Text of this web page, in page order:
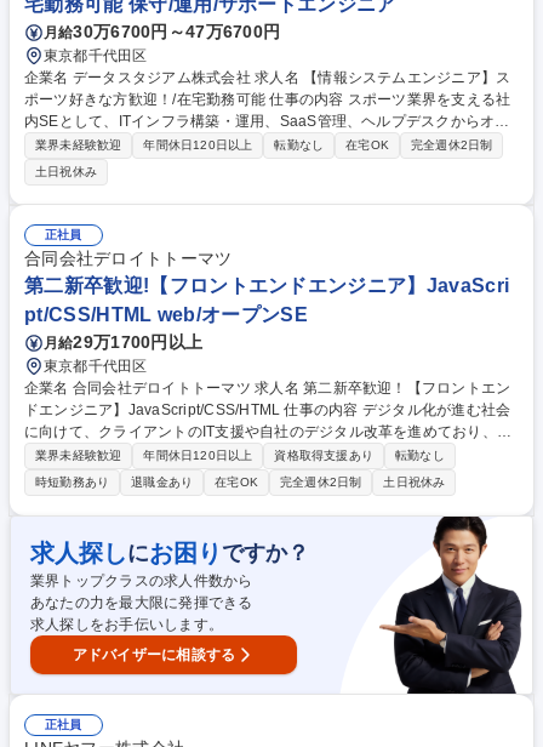
宅勤務可能 保守/運用/サポートエンジニア
月給30万6700円～47万6700円
東京都千代田区
企業名 データスタジアム株式会社 求人名 【情報システムエンジニア】ス
ポーツ好きな方歓迎！/在宅勤務可能 仕事の内容 スポーツ業界を支える社
内SEとして、ITインフラ構築・運用、SaaS管理、ヘルプデスクからオフ
ィス管理・総務まで社内IT・総務全般を幅広くお任せします。 ■社内ITイ
ンフラ（サーバー・ネットワーク・PC）の運用・保守・キッティング ■ク
ラウド（SaaS型）業務システム・グループウェア・スマートデバイスの
運用管理 ■IT機器の購買・リース管理・セキュリティ対策・ASPサービス
運用 ■業務課題解決に向けた戦略立案・業務改革・システム設計～導入 ■
オフィス管理・総務業務 募集職種 【情報システムエンジニア】スポーツ
好きな方歓迎！/在宅勤務可能
業界未経験歓迎 年間休日120日以上 転勤なし 在宅OK
完全週休2日制
土日祝休み
正社員
合同会社デロイトトーマツ
第二新卒歓迎!【フロントエンドエンジニア】JavaScri
pt/CSS/HTML web/オープンSE
月給29万1700円以上
東京都千代田区
企業名 合同会社デロイトトーマツ 求人名 第二新卒歓迎！【フロントエン
ドエンジニア】JavaScript/CSS/HTML 仕事の内容 デジタル化が進む社会
に向けて、クライアントのIT支援や自社のデジタル改革を進めており、フ
ロントエンドエンジニアとして、ITサービスやシステムの開発と運用をお
任せします。 【具体的な業務】 ・システム設計 ・プログラミング/コーデ
ィング ・テスト/運用保守 ※様々なスキルに応じた業務をお任せします。
クライアントへのサービス提供、社外向けのSaaS開発など幅広い開発を
行っているため、いろいろな技術が身につきます。 募集職種 第二新卒歓
迎！【フロントエンドエンジニア】JavaScript/CSS/HTML
業界未経験歓迎 年間休日120日以上 資格取得支援あり
転勤なし
時短勤務あり
退職金あり 在宅OK 完全週休2日制 土日祝休み
求人探しにお困り ですか？
業界トップクラスの求人件数から
あなたの力を最大限に発揮できる
求人探しをお手伝いします。
アドバイザーに相談する
正社員